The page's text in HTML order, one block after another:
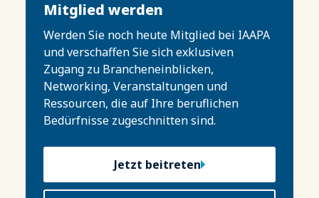
Mitglied werden
Werden Sie noch heute Mitglied bei IAAPA
und verschaffen Sie sich exklusiven
Zugang zu Brancheneinblicken,
Networking, Veranstaltungen und
Ressourcen, die auf Ihre beruflichen
Bedürfnisse zugeschnitten sind.
Jetzt beitreten